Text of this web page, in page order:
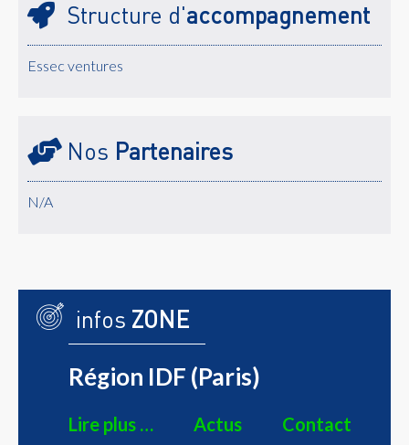
Structure d'accompagnement
Essec ventures
Nos Partenaires
N/A
infos ZONE
Région IDF (Paris)
Lire plus … Actus Contact